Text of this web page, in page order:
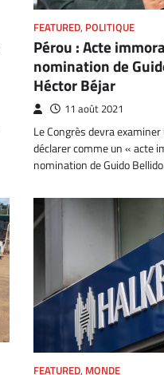
FEATURED, POLITIQUE
Pérou : Acte
nomination de
Héctor Béjar
11 août 2021
Le Congrès devra
déclarer comme un « acte
nomination de Guido
FEATURED, MONDE